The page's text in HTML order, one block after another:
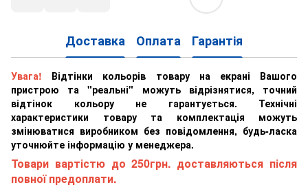
Доставка Оплата Гарантія
Увага! Відтінки кольорів товару на екрані Вашого
пристрою та "реальні" можуть відрізнятися, точний
відтінок кольору не гарантується. Технічні
характеристики товару та комплектація можуть
змінюватися виробником без повідомлення, будь-ласка
уточнюйте інформацію у менеджера.
Товари вартістю до 250грн. доставляються після
повної предоплати.